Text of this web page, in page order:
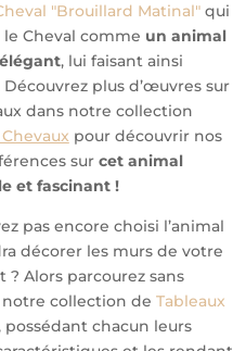
"Brouillard Matinal"qui
Cheval comme un animal
, lui faisant ainsi
plus d’œuvres sur
dans notre collection
pour découvrir nos
sur cet animal
et fascinant !
pas encore choisi l’animal
décorer les murs de votre
? Alors parcourez sans
collection de Tableaux
possédant chacun leurs